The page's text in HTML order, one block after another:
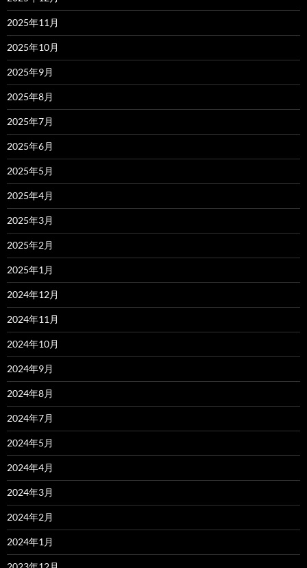
2025年11月
2025年10月
2025年9月
2025年8月
2025年7月
2025年6月
2025年5月
2025年4月
2025年3月
2025年2月
2025年1月
2024年12月
2024年11月
2024年10月
2024年9月
2024年8月
2024年7月
2024年5月
2024年4月
2024年3月
2024年2月
2024年1月